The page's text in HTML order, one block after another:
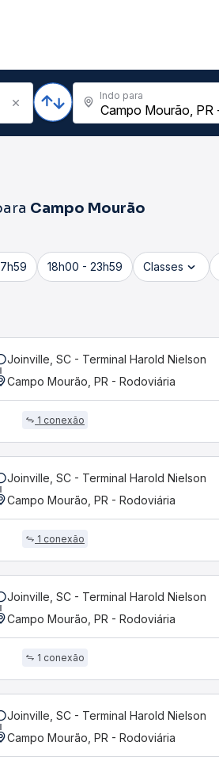
Indo para
Campo Mourão
18h00 - 23h59 Classes
Joinville, SC - Terminal Harold Nielson
Campo Mourão, PR - Rodoviária
1 conexão
Joinville, SC - Terminal Harold Nielson
Campo Mourão, PR - Rodoviária
1 conexão
Joinville, SC - Terminal Harold Nielson
Campo Mourão, PR - Rodoviária
1 conexão
Joinville, SC - Terminal Harold Nielson
Campo Mourão, PR - Rodoviária